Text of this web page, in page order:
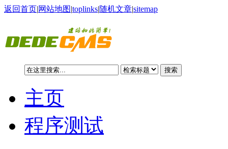
返回首页|网站地图|toplinks|随机文章|sitemap
搜索
主页
程序测试